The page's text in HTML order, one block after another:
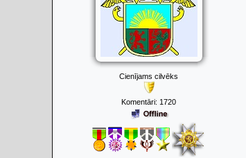
Cienījams cilvēks
Komentāri: 1720